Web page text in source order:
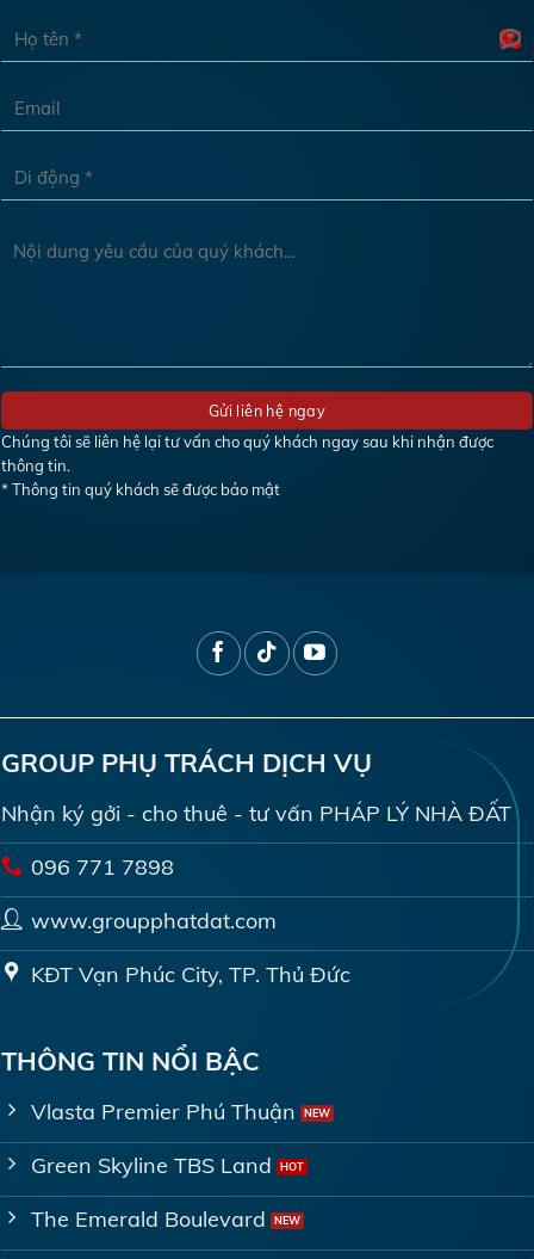
Chúng tôi sẽ liên hệ lại tư vấn cho quý khách ngay sau khi nhận được
thông tin.
* Thông tin quý khách sẽ được bảo mật
GROUP PHỤ TRÁCH DỊCH VỤ
Nhận ký gởi - cho thuê - tư vấn PHÁP LÝ NHÀ ĐẤT
096 771 7898
www.groupphatdat.com
KĐT Vạn Phúc City, TP. Thủ Đức
THÔNG TIN NỔI BẬC
Vlasta Premier Phú Thuận
Green Skyline TBS Land
The Emerald Boulevard